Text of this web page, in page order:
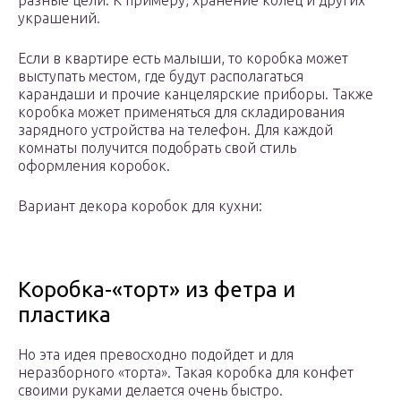
украшений.
Если в квартире есть малыши, то коробка может
выступать местом, где будут располагаться
карандаши и прочие канцелярские приборы. Также
коробка может применяться для складирования
зарядного устройства на телефон. Для каждой
комнаты получится подобрать свой стиль
оформления коробок.
Вариант декора коробок для кухни:
Коробка-«торт» из фетра и
пластика
Но эта идея превосходно подойдет и для
неразборного «торта». Такая коробка для конфет
своими руками делается очень быстро.